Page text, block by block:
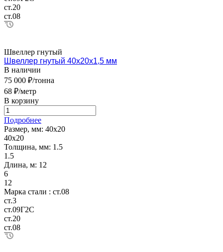
ст.20
ст.08
Швеллер гнутый
Швеллер гнутый 40х20х1,5 мм
В наличии
75 000 ₽/тонна
68 ₽/метр
В корзину
Подробнее
Размер, мм: 40х20
40х20
Толщина, мм: 1.5
1.5
Длина, м: 12
6
12
Марка стали : ст.08
ст.3
ст.09Г2С
ст.20
ст.08